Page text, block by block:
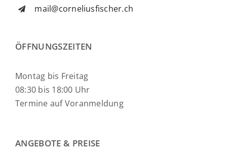
mail@corneliusfischer.ch
ÖFFNUNGSZEITEN
Montag bis Freitag
08:30 bis 18:00 Uhr
Termine auf Voranmeldung
ANGEBOTE & PREISE